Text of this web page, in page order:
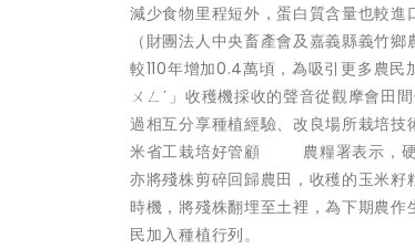
減少食物里程短外，蛋白質含量也較
（財團法人中央畜產會及嘉義縣義竹
較110年增加0.4萬頃，為吸引更多農民
ㄨㄥˊ」收穫機採收的聲音從觀摩會田
過相互分享種植經驗、改良場所栽培
米省工栽培好管顧 農糧署表示，硬質
亦將殘株剪碎回歸農田，收穫的玉米
時機，將殘株翻埋至土裡，為下期農
民加入種植行列。